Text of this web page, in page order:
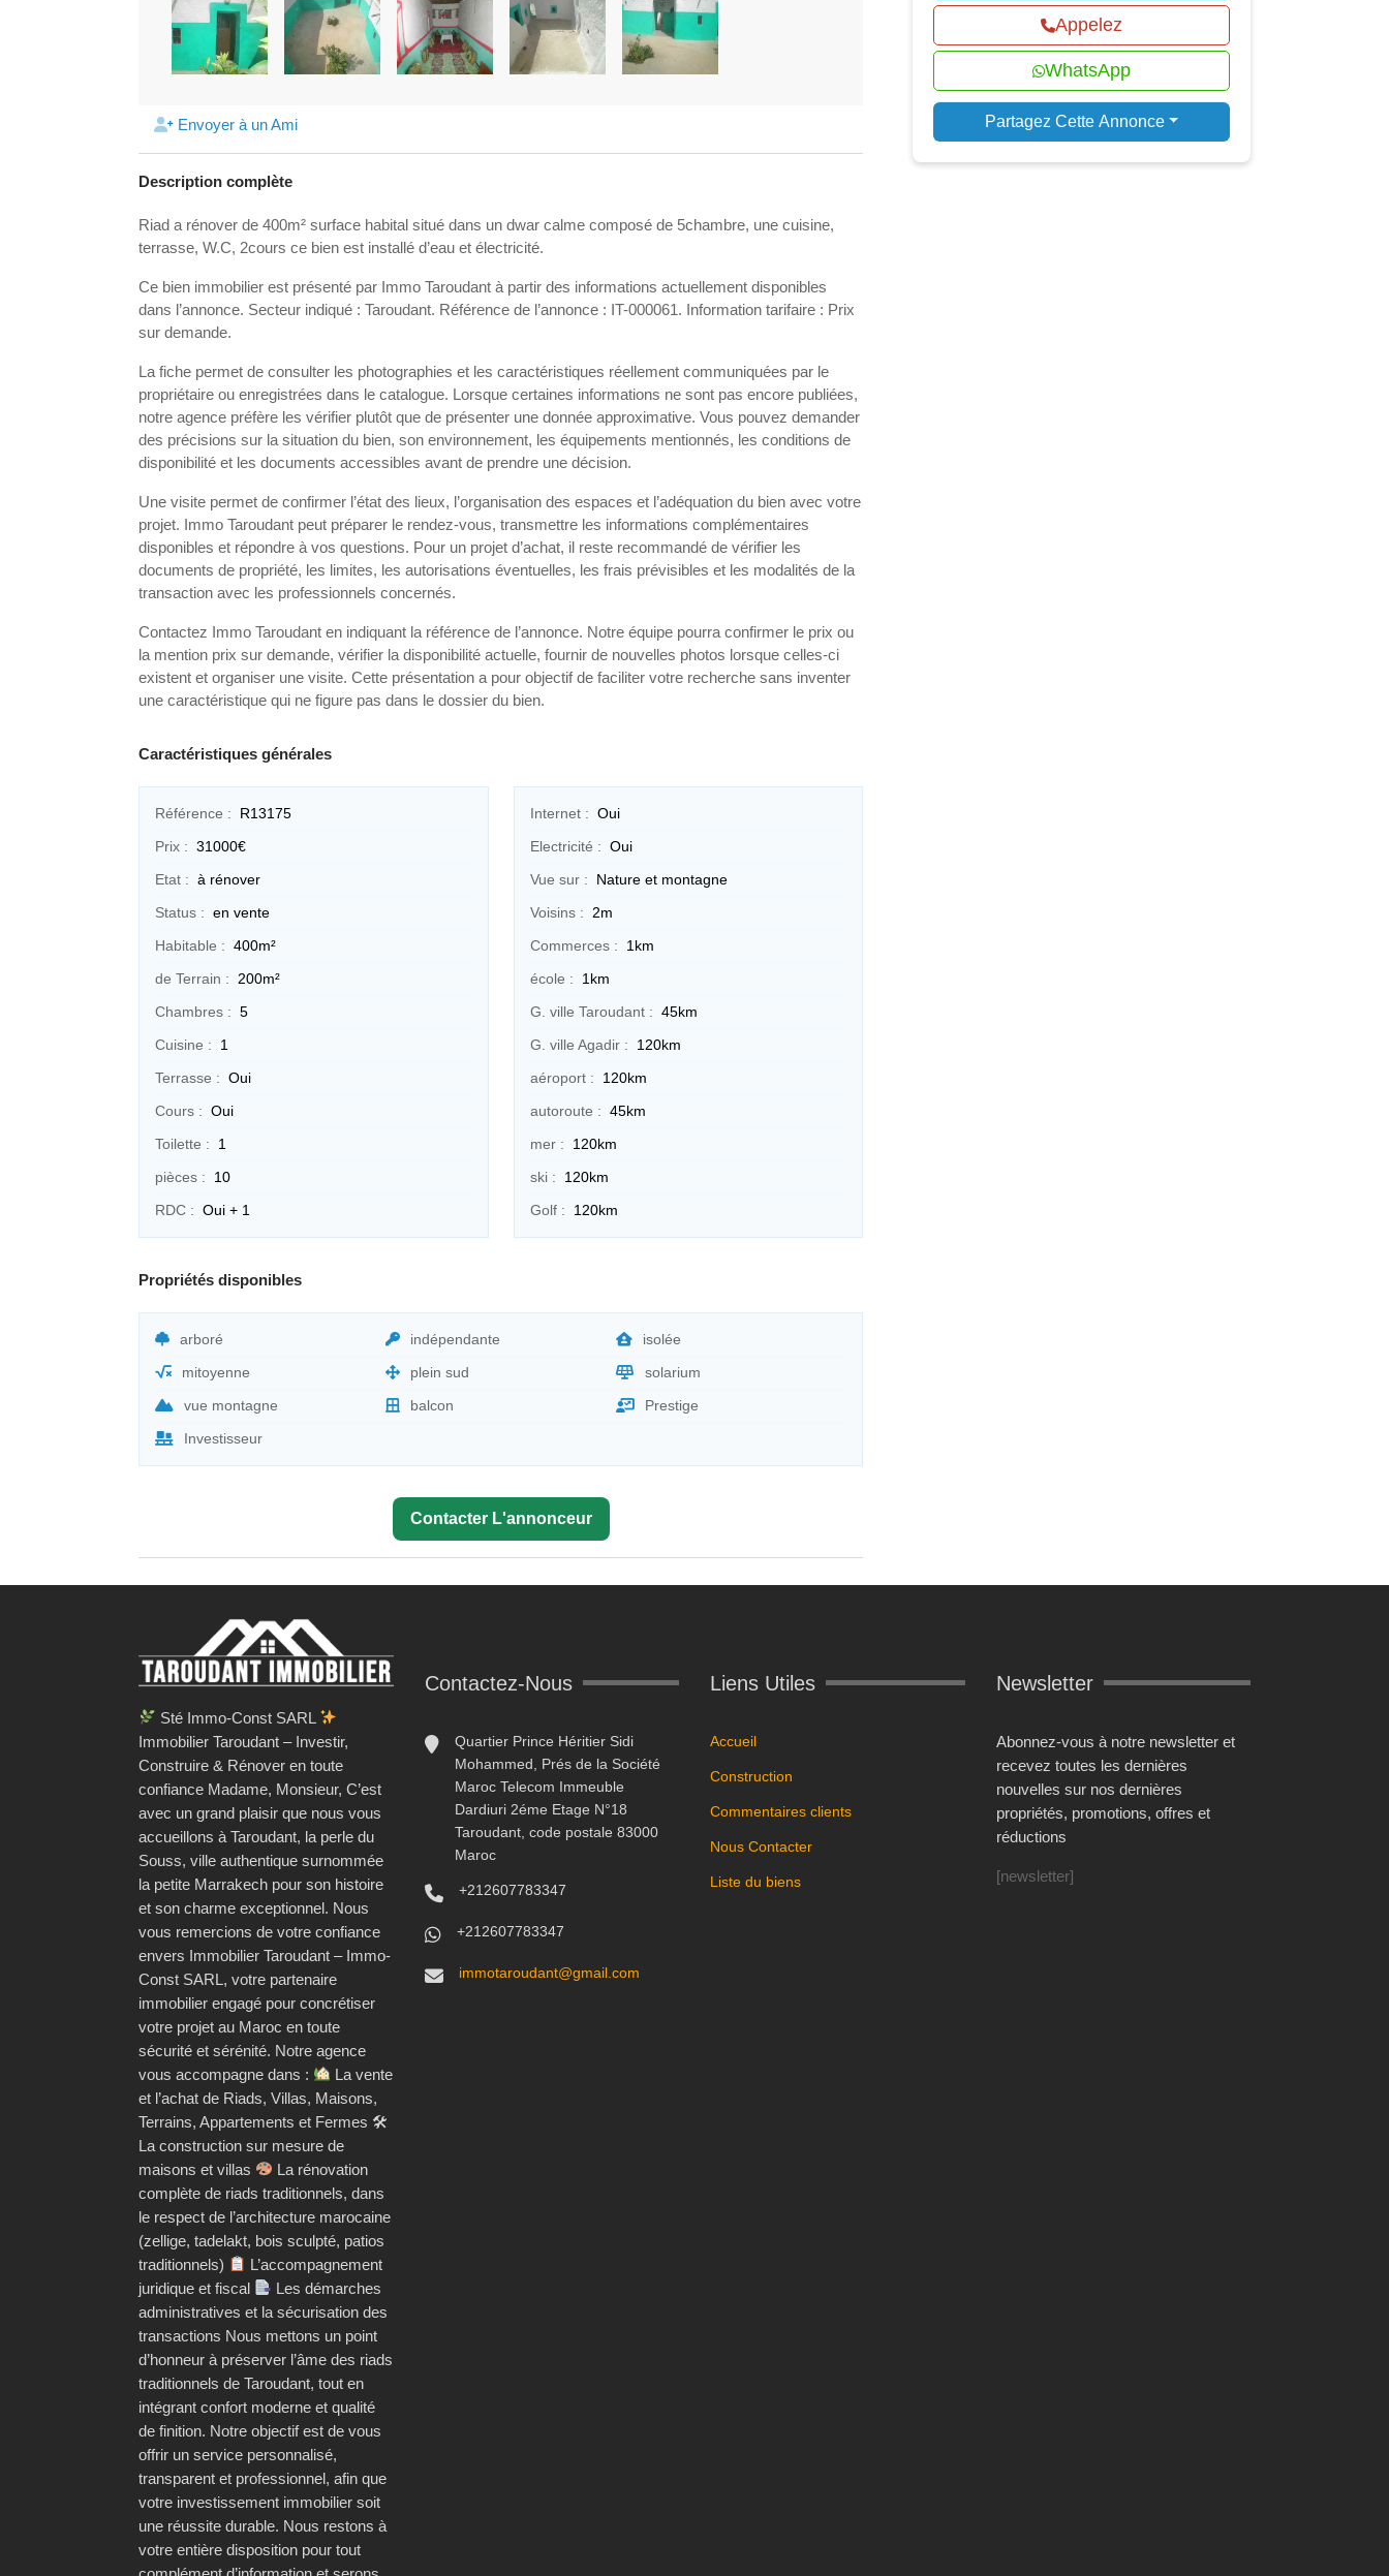
Envoyer à un Ami
Description complète
Riad a rénover de 400m² surface habital situé dans un dwar calme composé de 5chambre, une cuisine,
terrasse, W.C, 2cours ce bien est installé d’eau et électricité.
Ce bien immobilier est présenté par Immo Taroudant à partir des informations actuellement disponibles
dans l’annonce. Secteur indiqué : Taroudant. Référence de l’annonce : IT-000061. Information tarifaire : Prix
sur demande.
La fiche permet de consulter les photographies et les caractéristiques réellement communiquées par le
propriétaire ou enregistrées dans le catalogue. Lorsque certaines informations ne sont pas encore publiées,
notre agence préfère les vérifier plutôt que de présenter une donnée approximative. Vous pouvez demander
des précisions sur la situation du bien, son environnement, les équipements mentionnés, les conditions de
disponibilité et les documents accessibles avant de prendre une décision.
Une visite permet de confirmer l’état des lieux, l’organisation des espaces et l’adéquation du bien avec votre
projet. Immo Taroudant peut préparer le rendez-vous, transmettre les informations complémentaires
disponibles et répondre à vos questions. Pour un projet d’achat, il reste recommandé de vérifier les
documents de propriété, les limites, les autorisations éventuelles, les frais prévisibles et les modalités de la
transaction avec les professionnels concernés.
Contactez Immo Taroudant en indiquant la référence de l’annonce. Notre équipe pourra confirmer le prix ou
la mention prix sur demande, vérifier la disponibilité actuelle, fournir de nouvelles photos lorsque celles-ci
existent et organiser une visite. Cette présentation a pour objectif de faciliter votre recherche sans inventer
une caractéristique qui ne figure pas dans le dossier du bien.
Caractéristiques générales
Référence :
R13175
Prix : 31000€
Etat : à rénover
Status : en vente
Habitable : 400m²
de Terrain :
200m²
Chambres : 5
Cuisine :
1
Terrasse : Oui
Cours : Oui
Toilette :
1
pièces :
10
RDC : Oui + 1
Internet : Oui
Electricité : Oui
Vue sur :
Nature et montagne
Voisins :
2m
Commerces :
1km
école :
1km
G. ville Taroudant : 45km
G. ville Agadir :
120km
aéroport :
120km
autoroute : 45km
mer :
120km
ski :
120km
Golf :
120km
Propriétés disponibles
arboré indépendante
isolée
mitoyenne
plein sud
solarium
vue montagne
balcon
Prestige
Investisseur
Contacter L'annonceur
Appelez
WhatsApp
Partagez Cette Annonce
Sté Immo-Const SARL
Immobilier Taroudant – Investir,
Construire & Rénover en toute
confiance Madame, Monsieur, C’est
avec un grand plaisir que nous vous
accueillons à Taroudant, la perle du
Souss, ville authentique surnommée
la petite Marrakech pour son histoire
et son charme exceptionnel. Nous
vous remercions de votre confiance
envers Immobilier Taroudant – Immo-
Const SARL, votre partenaire
immobilier engagé pour concrétiser
votre projet au Maroc en toute
sécurité et sérénité. Notre agence
vous accompagne dans :
La vente
et l’achat de Riads, Villas, Maisons,
Terrains, Appartements et Fermes 🛠
La construction sur mesure de
maisons et villas
La rénovation
complète de riads traditionnels, dans
le respect de l’architecture marocaine
(zellige, tadelakt, bois sculpté, patios
traditionnels)
L’accompagnement
juridique et fiscal
Les démarches
administratives et la sécurisation des
transactions Nous mettons un point
d’honneur à préserver l’âme des riads
traditionnels de Taroudant, tout en
intégrant confort moderne et qualité
de finition. Notre objectif est de vous
offrir un service personnalisé,
transparent et professionnel, afin que
votre investissement immobilier soit
une réussite durable. Nous restons à
votre entière disposition pour tout
Contactez-Nous
Quartier Prince Héritier Sidi
Mohammed, Prés de la Société
Maroc Telecom Immeuble
Dardiuri 2éme Etage N°18
Taroudant, code postale 83000
Maroc
+212607783347
+212607783347
immotaroudant@gmail.com
Liens Utiles
Accueil
Construction
Commentaires clients
Nous Contacter
Liste du biens
Newsletter
Abonnez-vous à notre newsletter et
recevez toutes les dernières
nouvelles sur nos dernières
propriétés, promotions, offres et
réductions
[newsletter]